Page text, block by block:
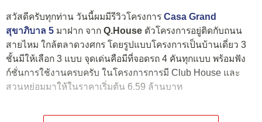
สวัสดีครับทุกท่าน วันนี้ผมมีรีวิวโครงการ Casa Grand
สุขาภิบาล 5 มาฝาก จาก Q.House ตัวโครงการอยู่ติดกับถนน
สายไหม ใกล้ตลาดวงศกร โดยรูปแบบโครงการเป็นบ้านเดี่ยว 3
ชั้นมีให้เลือก 3 แบบ จุดเด่นคือมีที่จอดรถ 4 คันทุกแบบ พร้อมฟัง
ก์ชั่นการใช้งานครบครับ ในโครงการการมี Club House และ
สวนหย่อมมาให้ในราคาเริ่มต้น 6.59 ล้านบาท